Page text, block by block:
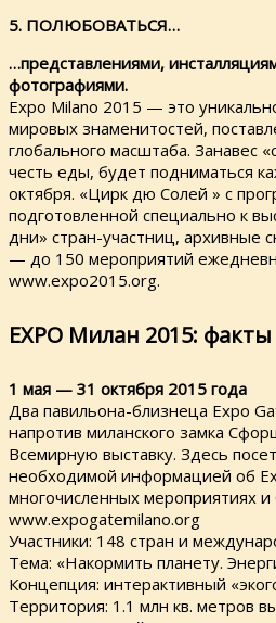
5. ПОЛЮБОВАТЬСЯ…
…представлениями,
фотографиями.
Ехро Milano 2015 — это
мировых знаменитостей,
глобального масштаба. Занавес
честь еды, будет подниматься
октября. «Цирк дю Солей » с
подготовленной специально к
дни» стран-участниц, архивные
— до 150 мероприятий
www.expo2015.org.
ЕХРО Милан 2015: факты
1 мая — 31 октября 2015 года
Два павильона-близнеца Ехро
напротив миланского замка
Всемирную выставку. Здесь
необходимой информацией об
многочисленных мероприятиях и
www.expogatemilano.org
Участники: 148 стран и
Тема: «Накормить планету.
Концепция: интерактивный
Территория: 1.1 млн кв. метров